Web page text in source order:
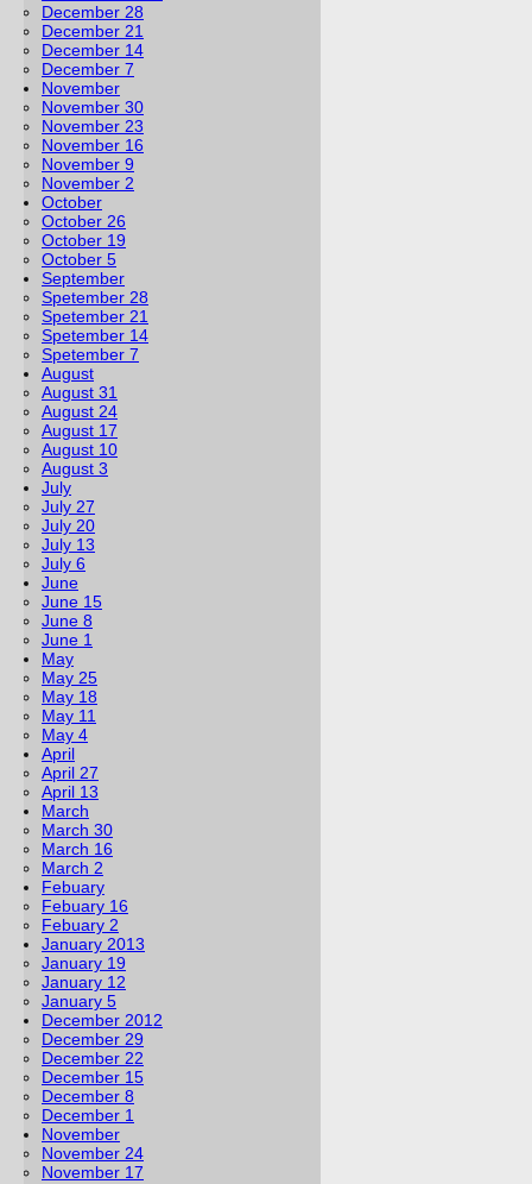
December 28
December 21
December 14
December 7
November
November 30
November 23
November 16
November 9
November 2
October
October 26
October 19
October 5
September
Spetember 28
Spetember 21
Spetember 14
Spetember 7
August
August 31
August 24
August 17
August 10
August 3
July
July 27
July 20
July 13
July 6
June
June 15
June 8
June 1
May
May 25
May 18
May 11
May 4
April
April 27
April 13
March
March 30
March 16
March 2
Febuary
Febuary 16
Febuary 2
January 2013
January 19
January 12
January 5
December 2012
December 29
December 22
December 15
December 8
December 1
November
November 24
November 17